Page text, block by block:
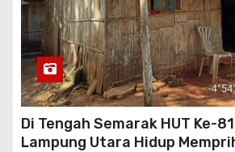
Di Tengah Semarak HUT Ke-
Lampung Utara Hidup